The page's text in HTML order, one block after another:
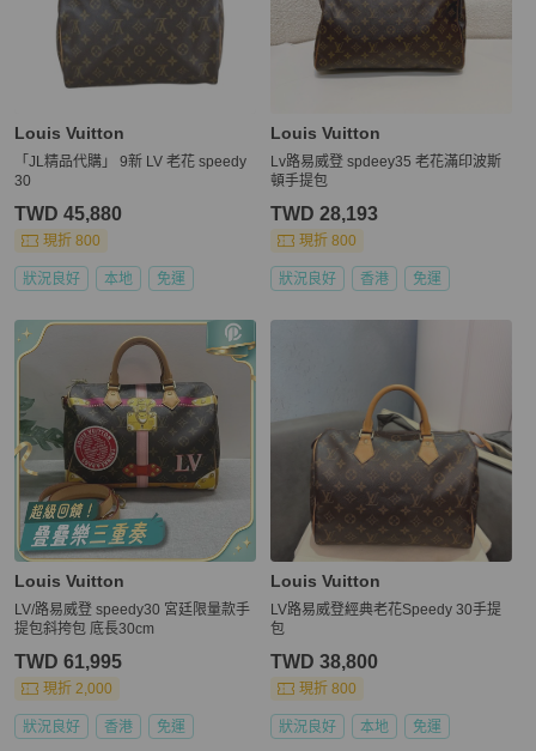
Louis Vuitton
「JL精品代購」 9新 LV 老花 speedy
30
TWD 45,880
現折 800
狀況良好 本地 免運
Louis Vuitton
Lv路易威登 spdeey35 老花滿印波斯
頓手提包
TWD 28,193
現折 800
狀況良好 香港 免運
Louis Vuitton
LV/路易威登 speedy30 宮廷限量款手
提包斜挎包 底長30cm
TWD 61,995
現折 2,000
狀況良好 香港 免運
Louis Vuitton
LV路易威登經典老花Speedy 30手提
包
TWD 38,800
現折 800
狀況良好 本地 免運